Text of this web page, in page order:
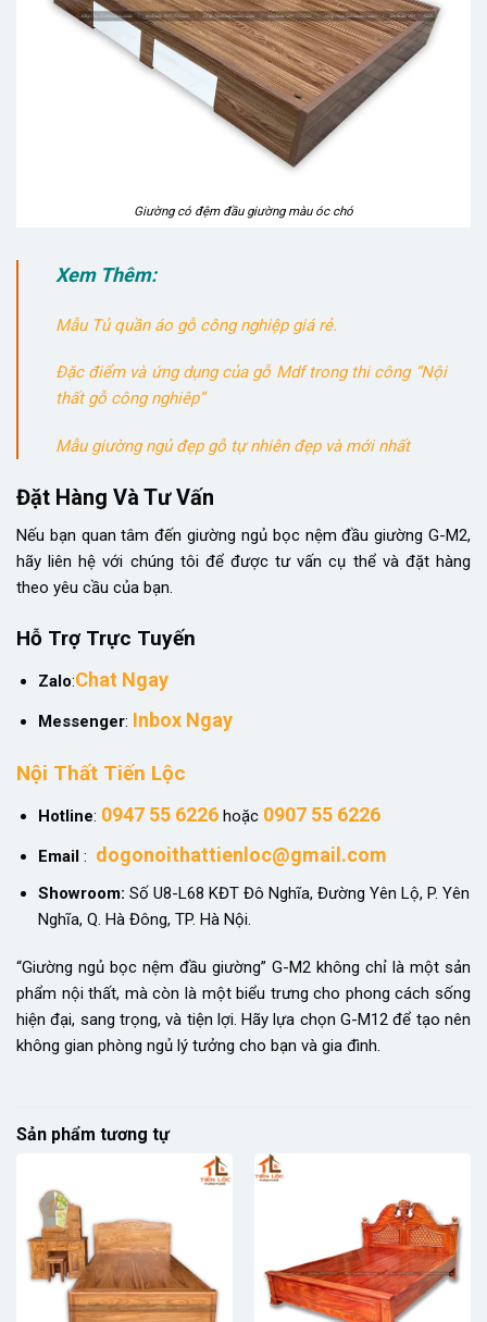
Giường có đệm đầu giường màu óc chó
Xem Thêm:
Mẫu Tủ quần áo gỗ công nghiệp giá rẻ.
Đặc điểm và ứng dụng của gỗ Mdf trong thi công “Nội
thất gỗ công nghiêp”
Mẫu giường ngủ đẹp gỗ tự nhiên đẹp và mới nhất
Đặt Hàng Và Tư Vấn
Nếu bạn quan tâm đến giường ngủ bọc nệm đầu giường G-M2,
hãy liên hệ với chúng tôi để được tư vấn cụ thể và đặt hàng
theo yêu cầu của bạn.
Hỗ Trợ Trực Tuyến
Zalo:Chat Ngay
Messenger: Inbox Ngay
Nội Thất Tiến Lộc
Hotline: 0947 55 6226hoặc 0907 55 6226
Email: dogonoithattienloc@gmail.com
Showroom: Số U8-L68 KĐT Đô Nghĩa, Đường Yên Lộ, P. Yên
Nghĩa, Q. Hà Đông, TP. Hà Nội.
“Giường ngủ bọc nệm đầu giường” G-M2 không chỉ là một sản
phẩm nội thất, mà còn là một biểu trưng cho phong cách sống
hiện đại, sang trọng, và tiện lợi. Hãy lựa chọn G-M12 để tạo nên
không gian phòng ngủ lý tưởng cho bạn và gia đình.
Sản phẩm tương tự